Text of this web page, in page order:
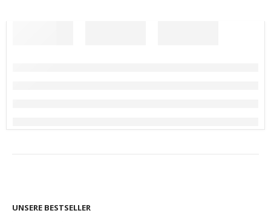
UNSERE BESTSELLER